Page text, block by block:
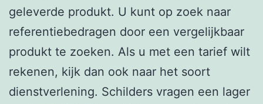
geleverde produkt. U kunt op zoek naar
referentiebedragen door een vergelijkbaar
produkt te zoeken. Als u met een tarief wilt
rekenen, kijk dan ook naar het soort
dienstverlening. Schilders vragen een lager